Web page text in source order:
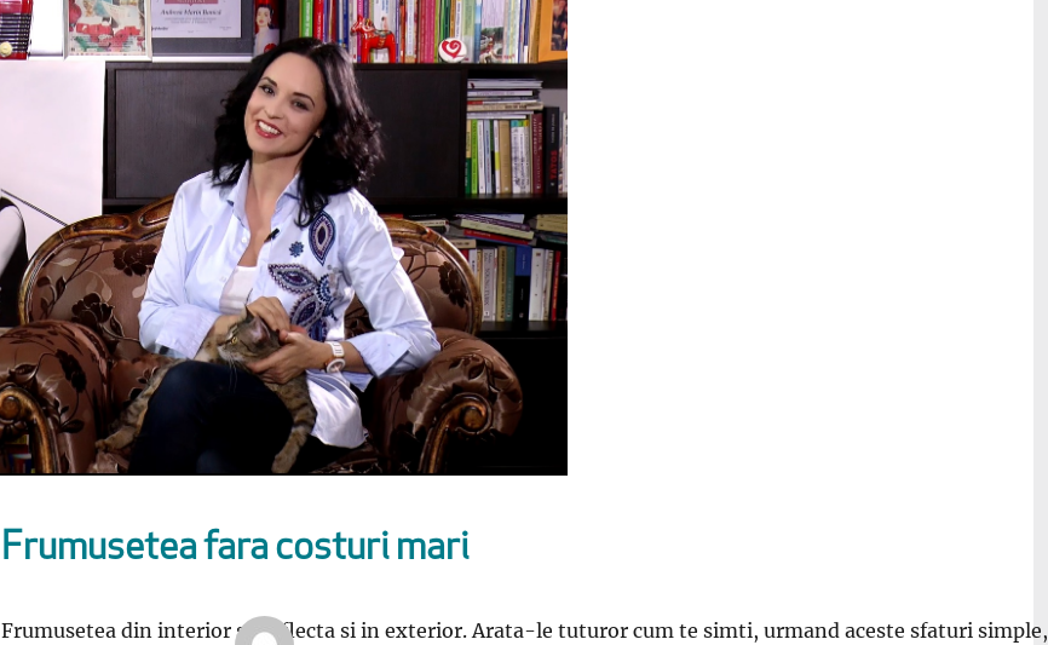
Frumusetea fara costuri mari
Frumusetea din interior se reflecta si in exterior. Arata-le tuturor cum te simti, urmand aceste sfaturi